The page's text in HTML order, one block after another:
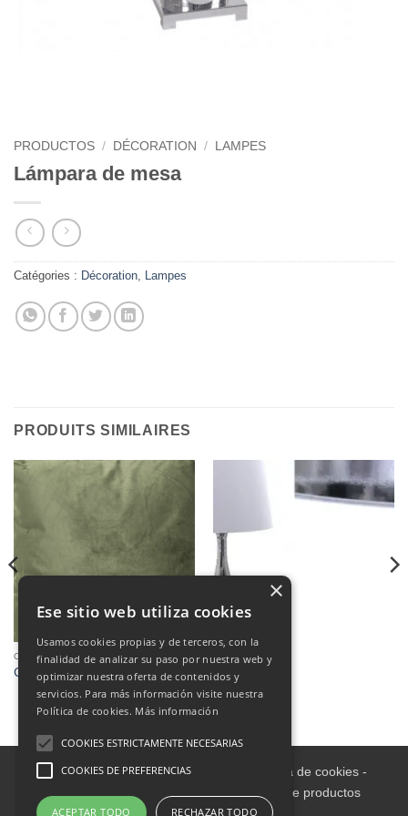
PRODUCTOS / DÉCORATION / LAMPES
Lámpara de mesa
Catégories : Décoration, Lampes
PRODUITS SIMILAIRES
COUSSINS
Cojines
DÉCORATION
LAMPARA
Aviso legal-Política de Privacidad Política de cookies-
Condiciones informativas sobre catálogo de productos
×
Ese sitio web utiliza cookies
Usamos cookies propias y de terceros, con la
finalidad de analizar su paso por nuestra web y
optimizar nuestra oferta de contenidos y
servicios. Para más información visite nuestra
Política de cookies. Más información
COOKIES ESTRICTAMENTE NECESARIAS
COOKIES DE PREFERENCIAS
ACEPTAR TODO RECHAZAR TODO